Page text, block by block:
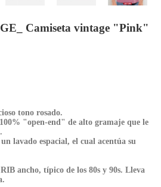
Camiseta vintage "Pink"
tono rosado.
"open-end" de alto gramaje que le
lavado espacial, el cual acentúa su
ancho, típico de los 80s y 90s. Lleva